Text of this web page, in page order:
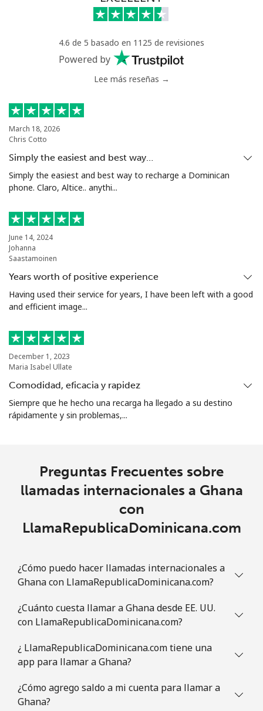
⁦1.5¢⁩
333 min por
⁦1.5¢⁩
333 min por
Greenland
Línea fija
Celular ⁦10.5¢⁩
47 min por
Grenada
Línea fija
Celular ⁦28.5¢⁩
17 min por
Guadeloupe
Línea fija
Celular ⁦26.5¢⁩
18 min por
-
All country ⁦3.9¢⁩
128 min por
⁦€5⁩
Guatemala
⁦€5⁩
⁦€5⁩
Línea fija ⁦58.9¢⁩
Celular 9 min por ⁦€5⁩ ⁦28¢⁩
4.6 de 5 basado en 1125 de revisiones
Powered by
Lee más reseñas →
March 18, 2026
Chris Cotto
Simply the easiest and best way…
Simply the easiest and best way to recharge a Dominican
phone. Claro, Altice.. anythi...
June 14, 2024
Johanna
Saastamoinen
Years worth of positive experience
Having used their service for years, I have been left with a good
and efficient image...
December 1, 2023
Maria Isabel Ullate
Comodidad, eficacia y rapidez
Siempre que he hecho una recarga ha llegado a su destino
rápidamente y sin problemas,...
Preguntas Frecuentes sobre
llamadas internacionales a Ghana
con
LlamaRepublicaDominicana.com
¿Cómo puedo hacer llamadas internacionales a
Ghana con LlamaRepublicaDominicana.com?
¿Cuánto cuesta llamar a Ghana desde EE. UU.
con LlamaRepublicaDominicana.com?
¿ LlamaRepublicaDominicana.com tiene una
app para llamar a Ghana?
¿Cómo agrego saldo a mi cuenta para llamar a
Ghana?